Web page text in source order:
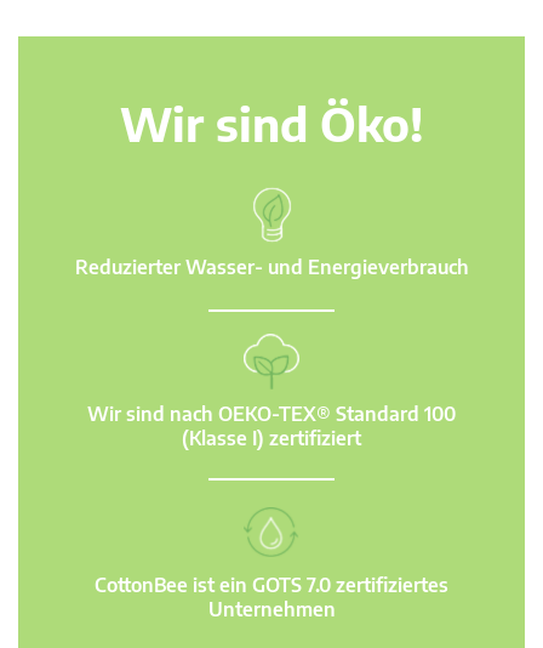
Wir sind Öko!
Reduzierter Wasser- und Energieverbrauch
Wir sind nach OEKO-TEX® Standard 100
(Klasse I) zertifiziert
CottonBee ist ein GOTS 7.0 zertifiziertes
Unternehmen